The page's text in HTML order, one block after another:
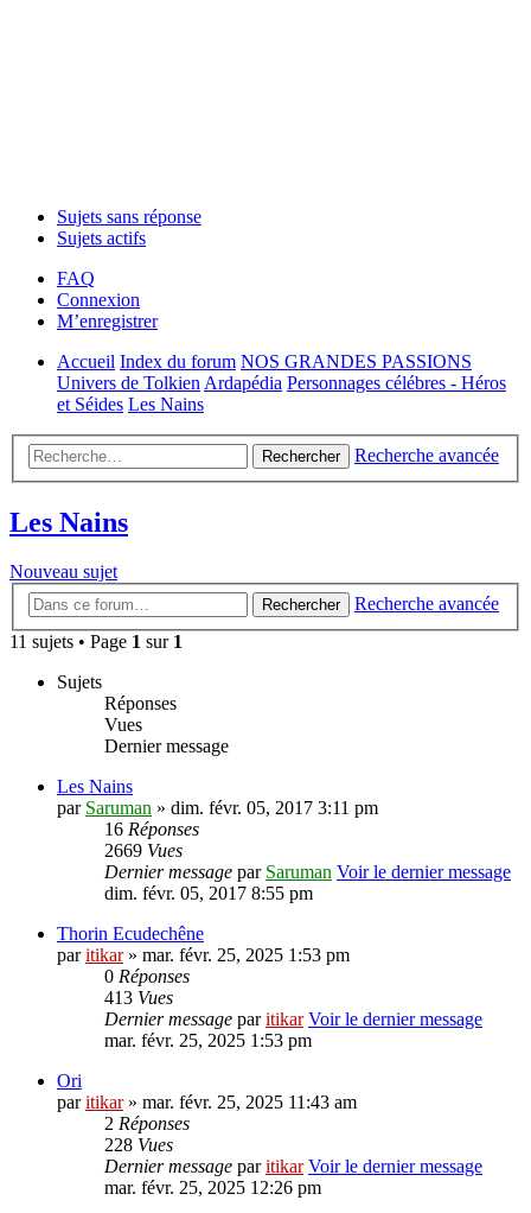
Sujets sans réponse
Sujets actifs
FAQ
Connexion
M’enregistrer
Accueil Index du forum NOS GRANDES PASSIONS
Univers de Tolkien Ardapédia Personnages célébres - Héros
et Séides Les Nains
Rechercher Recherche avancée
Les Nains
Nouveau sujet
Rechercher
Recherche avancée
11 sujets • Page 1 sur 1
Sujets
Réponses
Vues
Dernier message
Les Nains
par Saruman » dim. févr. 05, 2017 3:11 pm
16 Réponses
2669 Vues
Dernier message par Saruman Voir le dernier message
dim. févr. 05, 2017 8:55 pm
Thorin Ecudechêne
paritikar» mar. févr. 25, 2025 1:53 pm
0 Réponses
413 Vues
Dernier message paritikar Voir le dernier message
mar. févr. 25, 2025 1:53 pm
Ori
paritikar» mar. févr. 25, 2025 11:43 am
2 Réponses
228 Vues
Dernier message paritikar Voir le dernier message
mar. févr. 25, 2025 12:26 pm